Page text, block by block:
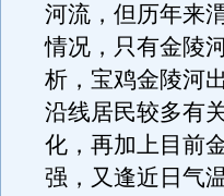
河流，但历年来
情况，只有金陵
析，宝鸡金陵河
沿线居民较多有
化，再加上目前
强，又逢近日气